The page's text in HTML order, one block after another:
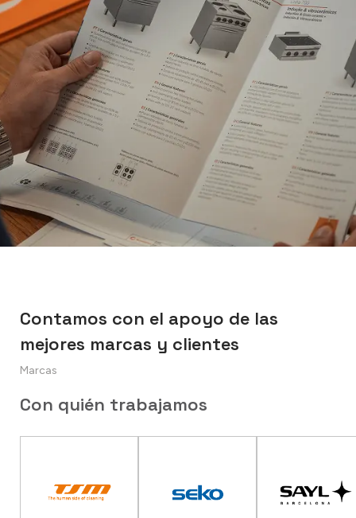
Contamos con el apoyo de las
mejores marcas y clientes
Marcas
Con quién trabajamos